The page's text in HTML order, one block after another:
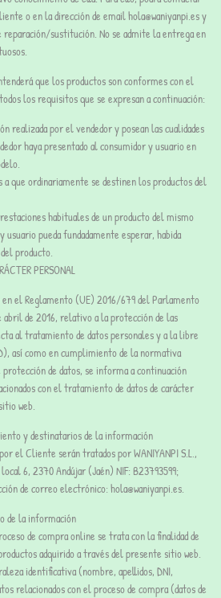
o en la dirección de email hola@waniyanpi.es y
sustitución. No se admite la entrega en
que los productos son conformes con el
los requisitos que se expresan a continuación:
realizada por el vendedor y posean las cualidades
haya presentado al consumidor y usuario en
a que ordinariamente se destinen los productos del
habituales de un producto del mismo
pueda fundadamente esperar, habida
producto.
PERSONAL
el Reglamento (UE) 2016/679 del Parlamento
abril de 2016, relativo a la protección de las
al tratamiento de datos personales y a la libre
así como en cumplimiento de la normativa
de datos, se informa a continuación
con el tratamiento de datos de carácter
web.
y destinatarios de la información
el Cliente serán tratados por WANIYANPI S.L.,
6, 2370 Andújar (Jaén) NIF: B23793599;
de correo electrónico: hola@waniyanpi.es.
de la información
de compra online se trata con la finalidad de
adquirido a través del presente sitio web.
identificativa (nombre, apellidos, DNI,
relacionados con el proceso de compra (datos de